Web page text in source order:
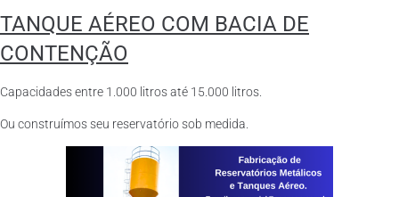
TANQUE AÉREO COM BACIA DE
CONTENÇÃO
Capacidades entre 1.000 litros até 15.000 litros.
Ou construímos seu reservatório sob medida.